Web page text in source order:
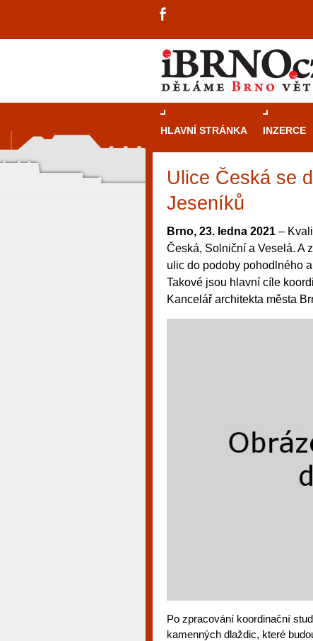
HLAVNÍ STRÁNKA INZERCE
Ulice Česká se
Jeseníků
Brno, 23. ledna 2021 –
Česká, Solniční a Veselá. A
ulic do podoby pohodlného
Takové jsou hlavní cíle
Kancelář architekta města
Po zpracování koordinační
kamenných dlaždic, které